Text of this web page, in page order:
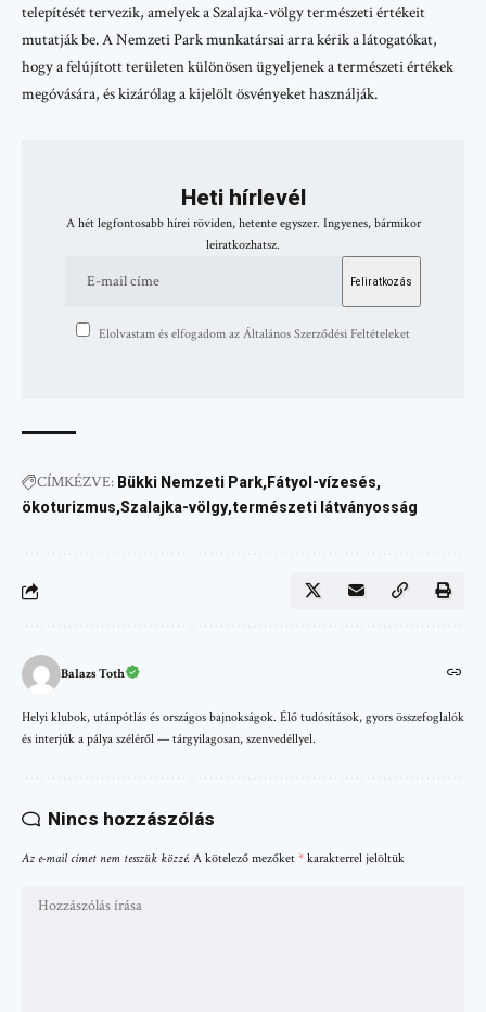
telepítését tervezik, amelyek a Szalajka-völgy természeti értékeit
mutatják be. A Nemzeti Park munkatársai arra kérik a látogatókat,
hogy a felújított területen különösen ügyeljenek a természeti értékek
megóvására, és kizárólag a kijelölt ösvényeket használják.
Heti hírlevél
A hét legfontosabb hírei röviden, hetente egyszer. Ingyenes, bármikor
leiratkozhatsz.
Elolvastam és elfogadom az Általános Szerződési Feltételeket
CÍMKÉZVE: Bükki Nemzeti Park Fátyol-vízesés
ökoturizmus Szalajka-völgy természeti látványosság
Balazs Toth
Helyi klubok, utánpótlás és országos bajnokságok. Élő tudósítások, gyors összefoglalók
és interjúk a pálya széléről — tárgyilagosan, szenvedéllyel.
Nincs hozzászólás
Az e-mail címet nem tesszük közzé. A kötelező mezőket * karakterrel jelöltük